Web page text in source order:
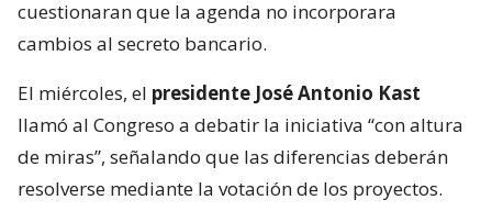
cuestionaran que la agenda no incorporara
cambios al secreto bancario.
El miércoles, el presidente José Antonio Kast
llamó al Congreso a debatir la iniciativa “con altura
de miras”, señalando que las diferencias deberán
resolverse mediante la votación de los proyectos.